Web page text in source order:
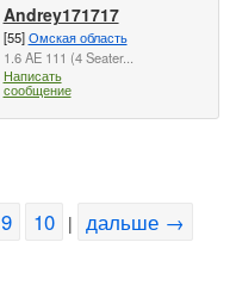
Andrey171717
[55]Омская область
1.6 AE 111 (4 Seater...
Написать
сообщение
9 10 | дальше →